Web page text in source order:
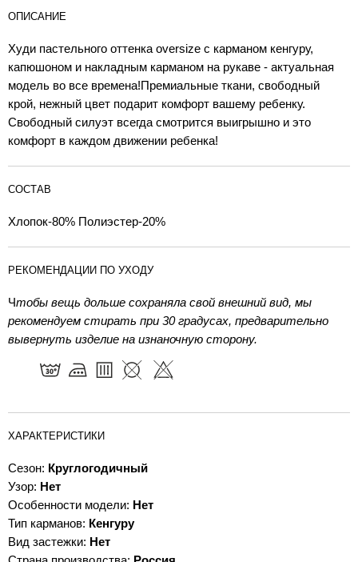
ОПИСАНИЕ
Худи пастельного оттенка oversize с карманом кенгуру,
капюшоном и накладным карманом на рукаве - актуальная
модель во все времена!Премиальные ткани, свободный
крой, нежный цвет подарит комфорт вашему ребенку.
Свободный силуэт всегда смотрится выигрышно и это
комфорт в каждом движении ребенка!
СОСТАВ
Хлопок-80% Полиэстер-20%
РЕКОМЕНДАЦИИ ПО УХОДУ
Чтобы вещь дольше сохраняла свой внешний вид, мы
рекомендуем стирать при 30 градусах, предварительно
вывернуть изделие на изнаночную сторону.
ХАРАКТЕРИСТИКИ
Сезон: Круглогодичный
Узор: Нет
Особенности модели: Нет
Тип карманов: Кенгуру
Вид застежки: Нет